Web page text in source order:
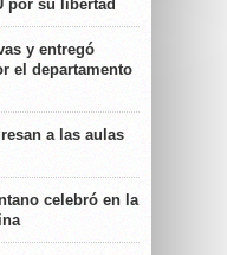
por su libertad
y entregó
el departamento
a las aulas
celebró en la